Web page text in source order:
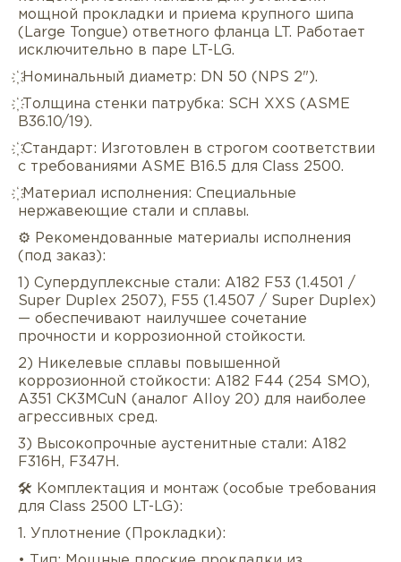
Услуги Оплата/доставка Отзывы/
мощной прокладки и приема крупного шипа
(Large Tongue) ответного фланца LT. Работает
исключительно в паре LT-LG.
҉ Номинальный диаметр: DN 50 (NPS 2").
҉ Толщина стенки патрубка: SCH XXS (ASME
B36.10/19).
҉ Стандарт: Изготовлен в строгом соответствии
с требованиями ASME B16.5 для Class 2500.
҉ Материал исполнения: Специальные
нержавеющие стали и сплавы.
⚙️ Рекомендованные материалы исполнения
(под заказ):
1) Супердуплексные стали: A182 F53 (1.4501 /
Super Duplex 2507), F55 (1.4507 / Super Duplex)
— обеспечивают наилучшее сочетание
прочности и коррозионной стойкости.
2) Никелевые сплавы повышенной
коррозионной стойкости: A182 F44 (254 SMO),
A351 CK3MCuN (аналог Alloy 20) для наиболее
агрессивных сред.
3) Высокопрочные аустенитные стали: A182
F316H, F347H.
🛠️ Комплектация и монтаж (особые требования
для Class 2500 LT-LG):
1. Уплотнение (Прокладки):